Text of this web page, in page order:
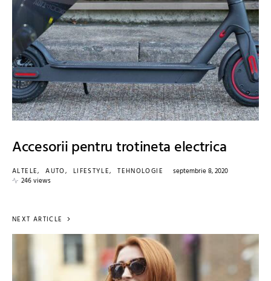
Accesorii pentru trotineta electrica
ALTELE AUTO LIFESTYLE TEHNOLOGIE
septembrie 8, 2020
246 views
NEXT ARTICLE